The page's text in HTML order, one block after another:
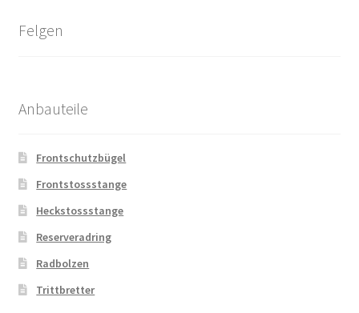
Felgen
Anbauteile
Frontschutzbügel
Frontstossstange
Heckstossstange
Reserveradring
Radbolzen
Trittbretter